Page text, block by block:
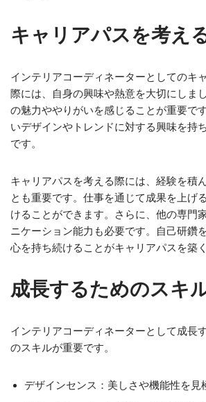
キャリアパスを考え
インテリアコーディネーターとしてのキ
際には、自身の興味や熱意を大切にしま
の魅力ややりがいを感じることが重要で
いデザインやトレンドに対する興味を持
です。
キャリアパスを考える際には、経験を積
とも重要です。仕事を通じて成果を上げ
けることができます。さらに、他の専門
ニケーション能力も必要です。自己研鑽
心を持ち続けることがキャリアパスを築
成長するためのスキ
インテリアコーディネーターとして成長
のスキルが重要です。
デザインセンス：美しさや機能性を見